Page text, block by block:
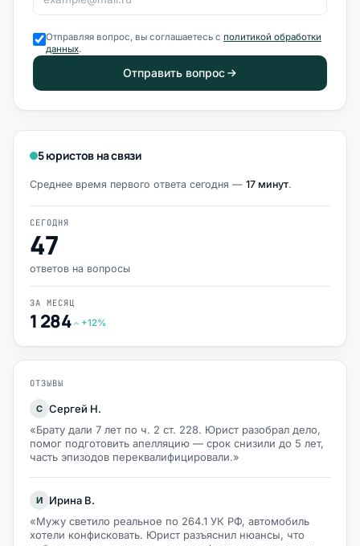
Отправляя вопрос, вы соглашаетесь с политикой обработки
данных.
Отправить вопрос
5 юристов на связи
Среднее время первого ответа сегодня — 17 минут.
СЕГОДНЯ
47
ответов на вопросы
ЗА МЕСЯЦ
1 284 +12%
ОТЗЫВЫ
С Сергей Н.
«Брату дали 7 лет по ч. 2 ст. 228. Юрист разобрал дело,
помог подготовить апелляцию — срок снизили до 5 лет,
часть эпизодов переквалифицировали.»
И
Ирина В.
«Мужу светило реальное по 264.1 УК РФ, автомобиль
хотели конфисковать. Юрист разъяснил нюансы, что